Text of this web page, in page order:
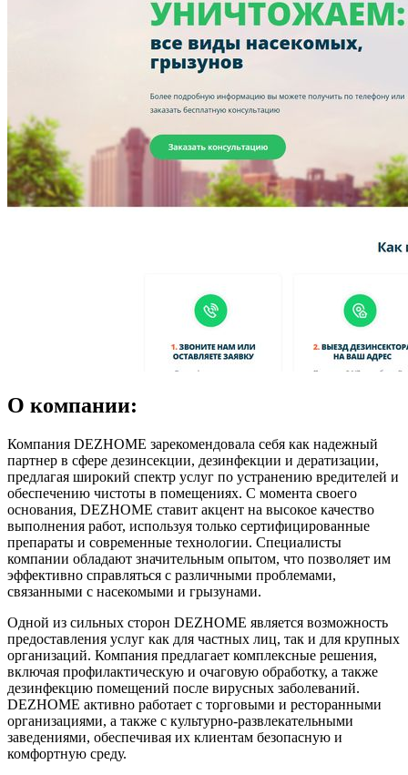
О компании:
Компания DEZHOME зарекомендовала себя как надежный
партнер в сфере дезинсекции, дезинфекции и дератизации,
предлагая широкий спектр услуг по устранению вредителей и
обеспечению чистоты в помещениях. С момента своего
основания, DEZHOME ставит акцент на высокое качество
выполнения работ, используя только сертифицированные
препараты и современные технологии. Специалисты
компании обладают значительным опытом, что позволяет им
эффективно справляться с различными проблемами,
связанными с насекомыми и грызунами.
Одной из сильных сторон DEZHOME является возможность
предоставления услуг как для частных лиц, так и для крупных
организаций. Компания предлагает комплексные решения,
включая профилактическую и очаговую обработку, а также
дезинфекцию помещений после вирусных заболеваний.
DEZHOME активно работает с торговыми и ресторанными
организациями, а также с культурно-развлекательными
заведениями, обеспечивая их клиентам безопасную и
комфортную среду.